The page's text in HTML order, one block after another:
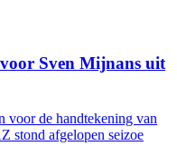
Sven Mijnans uit
voor de handtekening van
stond afgelopen seizoe